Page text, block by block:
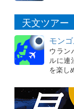
天文ツアー
モン
ウラン
ルに連
を楽し